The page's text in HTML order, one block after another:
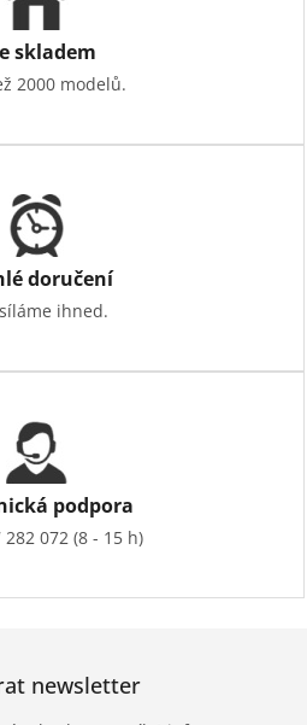
skladem
2000 modelů.
doručení
ihned.
podpora
282 072 (8 - 15 h)
newsletter